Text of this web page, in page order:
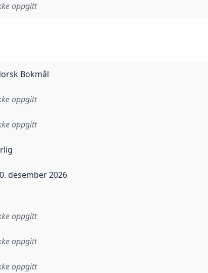
oppgitt
Bokmål
oppgitt
oppgitt
i dette datasettet første gang ble utgitt. Det kan
desember 2026
oppgitt
oppgitt
oppgitt